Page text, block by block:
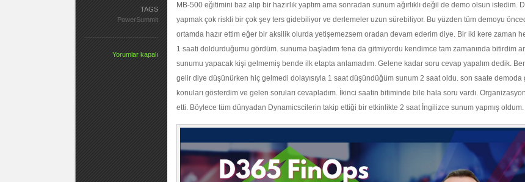
MB-500 eğitimini baz alıp bir hazırlık yaptım ama sonradan sunum ağırlıklı değil de demo olsun istedim.
yapmak çok riskli bir çok şey ters gidebiliyor ve derlemeler uzun sürebiliyor. Bu yüzden tüm demoyu
ortamda hazır ettim eğer bir aksilik olurda yetişemezsem oradan devam ederim diye. Bir iki kere zaman
1 saati doldurduğumu gördüm. sunuma başladım fena da gitmiyordu kendimce tam zamanında bitirdim
sunumu yapacak kişi gelmemiş bende ilk etapta anlamadım. Gelene kadar soru cevap yapalım dedik.
gelir diye düşünürken hiç gelmedi dolayısıyla 1 saat düşündüğüm sunum 2 saat oldu. son saate demoda
konuları gösterdim ve gelen soruları cevapladım. İkinci saatin bitiminde bile hala soru vardı.
etti. Böylece tüm dünyadan Dynamicscilerin takip ettiği bir etkinlikte 2 saat İngilizce sunum yapmış oldum.
TAGS
PowerSummit
Yorumlar kapalı